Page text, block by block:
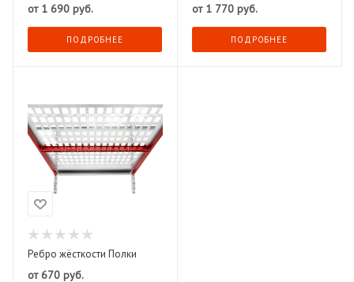
от 1 690 руб.
ПОДРОБНЕЕ
от 1 770 руб.
ПОДРОБНЕЕ
Ребро жёсткости Полки
от 670 руб.